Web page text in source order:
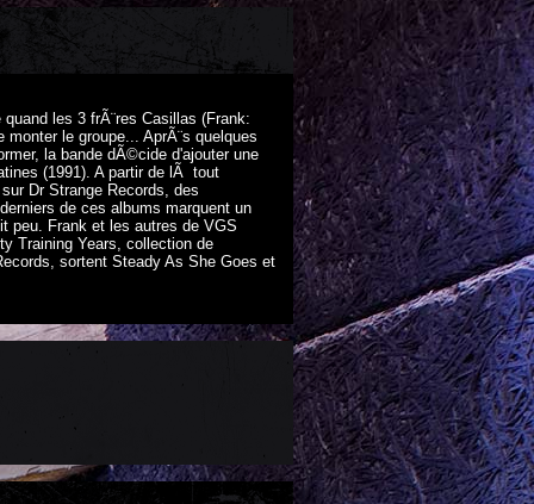
les 3 frÃ¨res Casillas (Frank:
le groupe... AprÃ¨s quelques
la bande dÃ©cide d'ajouter une
(1991). A partir de lÃ tout
Dr Strange Records, des
de ces albums marquent un
peu. Frank et les autres de VGS
Training Years, collection de
sortent Steady As She Goes et